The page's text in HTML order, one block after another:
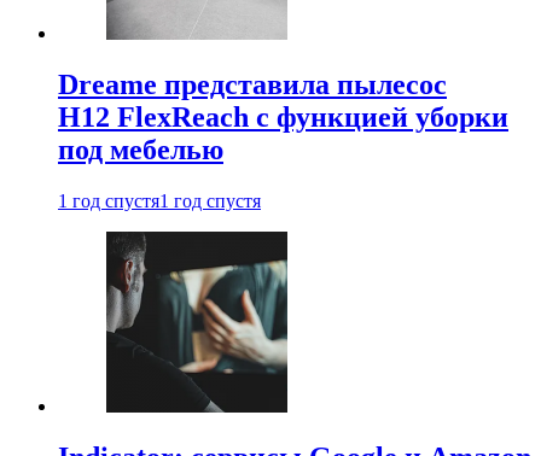
Dreame представила пылесос
H12 FlexReach с функцией уборки
под мебелью
1 год спустя1 год спустя